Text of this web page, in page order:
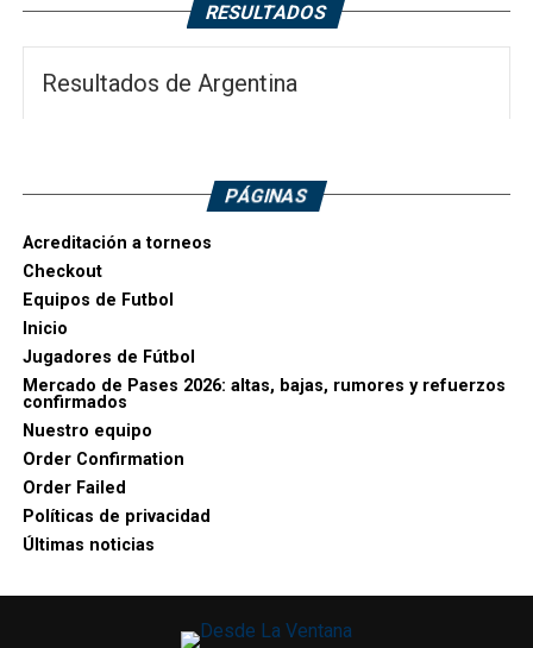
RESULTADOS
Resultados de Argentina
PÁGINAS
Acreditación a torneos
Checkout
Equipos de Futbol
Inicio
Jugadores de Fútbol
Mercado de Pases 2026: altas, bajas, rumores y refuerzos
confirmados
Nuestro equipo
Order Confirmation
Order Failed
Políticas de privacidad
Últimas noticias